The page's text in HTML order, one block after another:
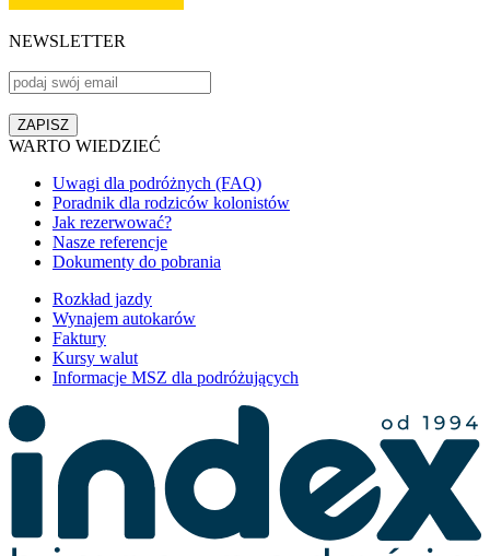
NEWSLETTER
WARTO WIEDZIEĆ
Uwagi dla podróżnych (FAQ)
Poradnik dla rodziców kolonistów
Jak rezerwować?
Nasze referencje
Dokumenty do pobrania
Rozkład jazdy
Wynajem autokarów
Faktury
Kursy walut
Informacje MSZ dla podróżujących